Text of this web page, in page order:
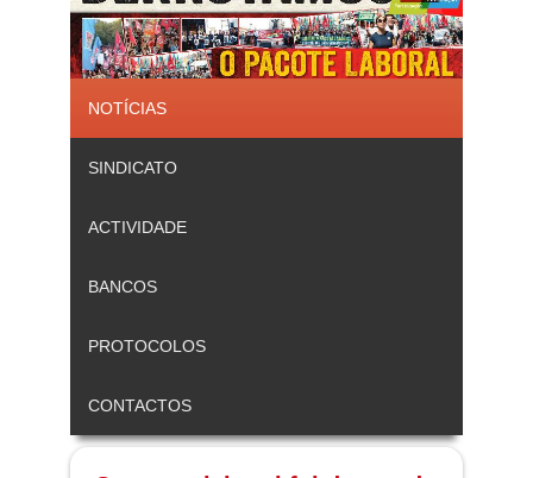
NOTÍCIAS
SINDICATO
ACTIVIDADE
BANCOS
PROTOCOLOS
CONTACTOS